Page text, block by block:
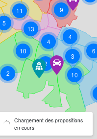
15 14
2
2 2
4
10
12
8
3
7
14
2
5
18